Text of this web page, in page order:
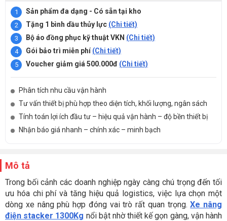
Sản phẩm đa dạng - Có sẵn tại kho
Tặng 1 bình dầu thủy lực (Chi tiết)
Bộ áo đồng phục kỹ thuật VKN (Chi tiết)
Gói bảo trì miễn phí (Chi tiết)
Voucher giảm giá 500.000đ (Chi tiết)
Phân tích nhu cầu vận hành
Tư vấn thiết bị phù hợp theo diện tích, khối lượng, ngân sách
Tính toán lợi ích đầu tư – hiệu quả vận hành – độ bền thiết bị
Nhận báo giá nhanh – chính xác – minh bạch
Mô tả
Trong bối cảnh các doanh nghiệp ngày càng chú trọng đến tối
ưu hóa chi phí và tăng hiệu quả logistics, việc lựa chọn một
dòng xe nâng phù hợp đóng vai trò rất quan trọng.Xe nâng
điện stacker 1300Kg nổi bật nhờ thiết kế gọn gàng, vận hành